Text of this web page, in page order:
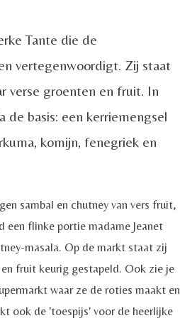
e
c
a
p
o
n
s
u
l
l
r
e
e
n
Tante die de
vertegenwoordigt. Zij staat
verse groenten en fruit. In
de basis: een kerriemengsel
komijn, fenegriek en
sambal en chutney van vers fruit,
een flinke portie madame Jeanet
masala. Op de markt staat zij
fruit keurig gestapeld. Ook zie je
waar ze de roties maakt en
ook de 'toespijs' voor de heerlijke